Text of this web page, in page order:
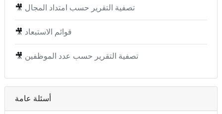
🎥 تصفية التقرير حسب امتداد المجال
🎥 قوائم الاستبعاد
🎥 تصفية التقرير حسب عدد الموظفين
أسئلة عامة